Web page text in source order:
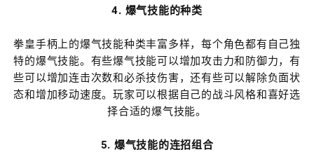
4. 爆气技能的种类
拳皇手柄上的爆气技能种类丰富多样，每个角色都有自己独
特的爆气技能。有些爆气技能可以增加攻击力和防御力，有
些可以增加连击次数和必杀技伤害，还有些可以解除负面状
态和增加移动速度。玩家可以根据自己的战斗风格和喜好选
择合适的爆气技能。
5. 爆气技能的连招组合